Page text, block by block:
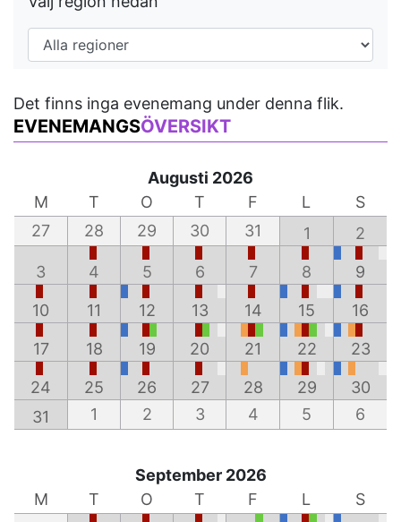
Det finns inga evenemang under denna flik.
EVENEMANGSÖVERSIKT
Augusti 2026
M
T O T F L
S
27
28 29 30 31 1 2
3 4 5 6 7 8 9
10 11 12 13 14 15 16
17 18 19 20 21 22 23
24 25 26 27 28 29
30
31
1 2 3 4 5 6
September 2026
M
T O T F L
S